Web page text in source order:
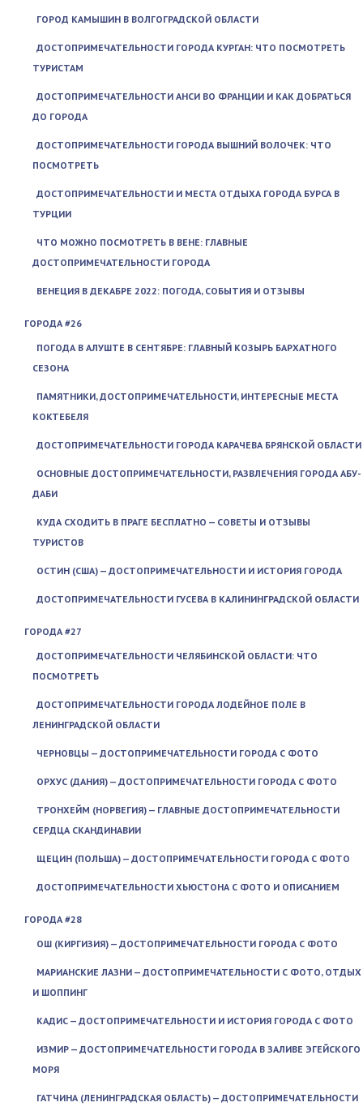
ГОРОД КАМЫШИН В ВОЛГОГРАДСКОЙ ОБЛАСТИ
ДОСТОПРИМЕЧАТЕЛЬНОСТИ ГОРОДА КУРГАН: ЧТО ПОСМОТРЕТЬ
ТУРИСТАМ
ДОСТОПРИМЕЧАТЕЛЬНОСТИ АНСИ ВО ФРАНЦИИ И КАК ДОБРАТЬСЯ
ДО ГОРОДА
ДОСТОПРИМЕЧАТЕЛЬНОСТИ ГОРОДА ВЫШНИЙ ВОЛОЧЕК: ЧТО
ПОСМОТРЕТЬ
ДОСТОПРИМЕЧАТЕЛЬНОСТИ И МЕСТА ОТДЫХА ГОРОДА БУРСА В
ТУРЦИИ
ЧТО МОЖНО ПОСМОТРЕТЬ В ВЕНЕ: ГЛАВНЫЕ
ДОСТОПРИМЕЧАТЕЛЬНОСТИ ГОРОДА
ВЕНЕЦИЯ В ДЕКАБРЕ 2022: ПОГОДА, СОБЫТИЯ И ОТЗЫВЫ
ГОРОДА #26
ПОГОДА В АЛУШТЕ В СЕНТЯБРЕ: ГЛАВНЫЙ КОЗЫРЬ БАРХАТНОГО
СЕЗОНА
ПАМЯТНИКИ, ДОСТОПРИМЕЧАТЕЛЬНОСТИ, ИНТЕРЕСНЫЕ МЕСТА
КОКТЕБЕЛЯ
ДОСТОПРИМЕЧАТЕЛЬНОСТИ ГОРОДА КАРАЧЕВА БРЯНСКОЙ ОБЛАСТИ
ОСНОВНЫЕ ДОСТОПРИМЕЧАТЕЛЬНОСТИ, РАЗВЛЕЧЕНИЯ ГОРОДА АБУ-
ДАБИ
КУДА СХОДИТЬ В ПРАГЕ БЕСПЛАТНО — СОВЕТЫ И ОТЗЫВЫ
ТУРИСТОВ
ОСТИН (США) — ДОСТОПРИМЕЧАТЕЛЬНОСТИ И ИСТОРИЯ ГОРОДА
ДОСТОПРИМЕЧАТЕЛЬНОСТИ ГУСЕВА В КАЛИНИНГРАДСКОЙ ОБЛАСТИ
ГОРОДА #27
ДОСТОПРИМЕЧАТЕЛЬНОСТИ ЧЕЛЯБИНСКОЙ ОБЛАСТИ: ЧТО
ПОСМОТРЕТЬ
ДОСТОПРИМЕЧАТЕЛЬНОСТИ ГОРОДА ЛОДЕЙНОЕ ПОЛЕ В
ЛЕНИНГРАДСКОЙ ОБЛАСТИ
ЧЕРНОВЦЫ — ДОСТОПРИМЕЧАТЕЛЬНОСТИ ГОРОДА С ФОТО
ОРХУС (ДАНИЯ) — ДОСТОПРИМЕЧАТЕЛЬНОСТИ ГОРОДА С ФОТО
ТРОНХЕЙМ (НОРВЕГИЯ) — ГЛАВНЫЕ ДОСТОПРИМЕЧАТЕЛЬНОСТИ
СЕРДЦА СКАНДИНАВИИ
ЩЕЦИН (ПОЛЬША) — ДОСТОПРИМЕЧАТЕЛЬНОСТИ ГОРОДА С ФОТО
ДОСТОПРИМЕЧАТЕЛЬНОСТИ ХЬЮСТОНА С ФОТО И ОПИСАНИЕМ
ГОРОДА #28
ОШ (КИРГИЗИЯ) — ДОСТОПРИМЕЧАТЕЛЬНОСТИ ГОРОДА С ФОТО
МАРИАНСКИЕ ЛАЗНИ — ДОСТОПРИМЕЧАТЕЛЬНОСТИ С ФОТО, ОТДЫХ
И ШОППИНГ
КАДИС — ДОСТОПРИМЕЧАТЕЛЬНОСТИ И ИСТОРИЯ ГОРОДА С ФОТО
ИЗМИР — ДОСТОПРИМЕЧАТЕЛЬНОСТИ ГОРОДА В ЗАЛИВЕ ЭГЕЙСКОГО
МОРЯ
ГАТЧИНА (ЛЕНИНГРАДСКАЯ ОБЛАСТЬ) — ДОСТОПРИМЕЧАТЕЛЬНОСТИ